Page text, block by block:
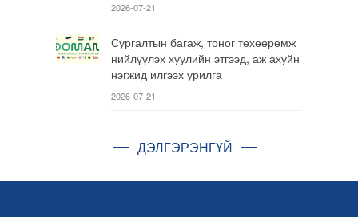
2026-07-21
Сургалтын багаж, тоног төхөөрөмж
нийлүүлэх хуулийн этгээд, аж ахуйн
нэгжид илгээх урилга
2026-07-21
ДЭЛГЭРЭНГҮЙ